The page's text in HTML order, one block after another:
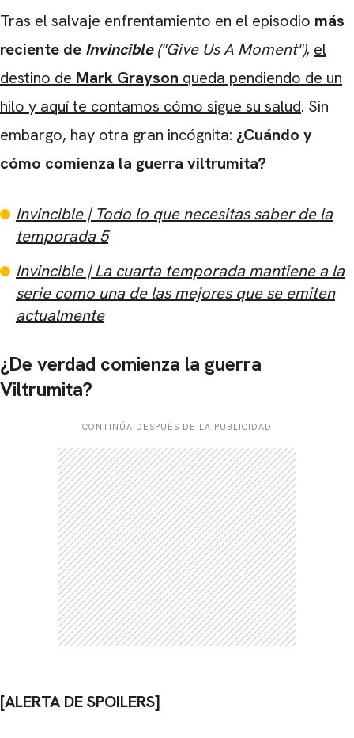
Tras el salvaje enfrentamiento en el episodio más
reciente de Invincible ("Give Us A Moment"), el
destino de Mark Grayson queda pendiendo de un
hilo y aquí te contamos cómo sigue su salud. Sin
embargo, hay otra gran incógnita: ¿Cuándo y
cómo comienza la guerra viltrumita?
Invincible | Todo lo que necesitas saber de la
temporada 5
Invincible | La cuarta temporada mantiene a la
serie como una de las mejores que se emiten
actualmente
¿De verdad comienza la guerra
Viltrumita?
CONTINÚA DESPUÉS DE LA PUBLICIDAD
[ALERTA DE SPOILERS]